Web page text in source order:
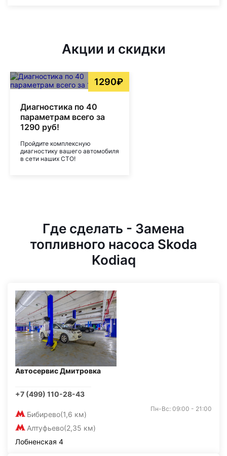
Акции и скидки
1290₽
Диагностика по 40
параметрам всего за
1290 руб!
Пройдите комплексную
диагностику вашего автомобиля
в сети наших СТО!
Где сделать - Замена
топливного насоса Skoda
Kodiaq
Автосервис Дмитровка
+7 (499) 110-28-43
Бибирево(1,6 км)
Алтуфьево(2,35 км)
Пн-Вс: 09:00 - 21:00
Лобненская 4